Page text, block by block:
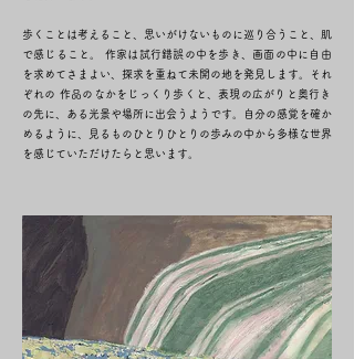
歩くことは考えること、思いがけないものに巡り合うこと、肌
で感じること。 作家は試行錯誤の中を歩き、画面の中に自由
を求めてさまよい、探求を重ねて未開の地を発見します。それ
ぞれの 作品のなかをじっくり歩くと、表現の広がりと奥行き
の先に、ある光景や場所に出会うようです。自分の感覚を確か
めるように、見るものひとりひとりの歩みの中から多様な世界
を感じていただけたらと思います。